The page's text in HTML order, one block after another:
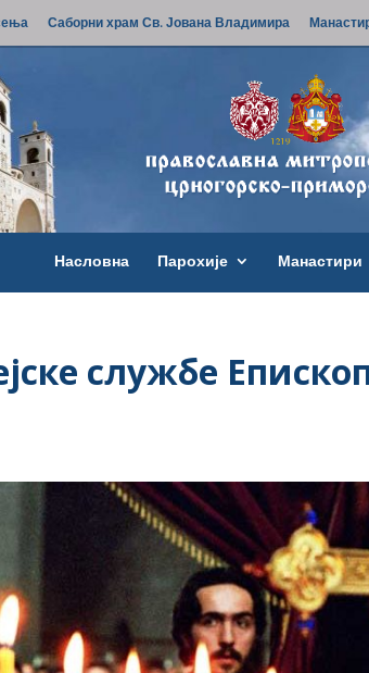
Саборни храм Св. Јована Владимира
Насловна Парохије Манастири
службе